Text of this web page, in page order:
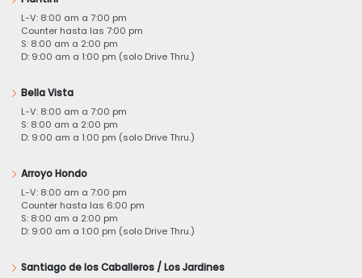
L-V: 8:00 am a 7:00 pm
Counter hasta las 7:00 pm
S: 8:00 am a 2:00 pm
D: 9:00 am a 1:00 pm (solo Drive Thru.)
Bella Vista
L-V: 8:00 am a 7:00 pm
S: 8:00 am a 2:00 pm
D: 9:00 am a 1:00 pm (solo Drive Thru.)
Arroyo Hondo
L-V: 8:00 am a 7:00 pm
Counter hasta las 6:00 pm
S: 8:00 am a 2:00 pm
D: 9:00 am a 1:00 pm (solo Drive Thru.)
Santiago de los Caballeros / Los Jardines